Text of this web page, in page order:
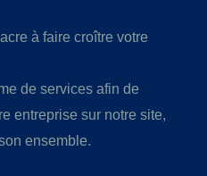
à faire croître votre
de services afin de
entreprise sur notre site,
ensemble.